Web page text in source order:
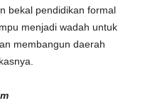
bekal pendidikan formal
menjadi wadah untuk
membangun daerah